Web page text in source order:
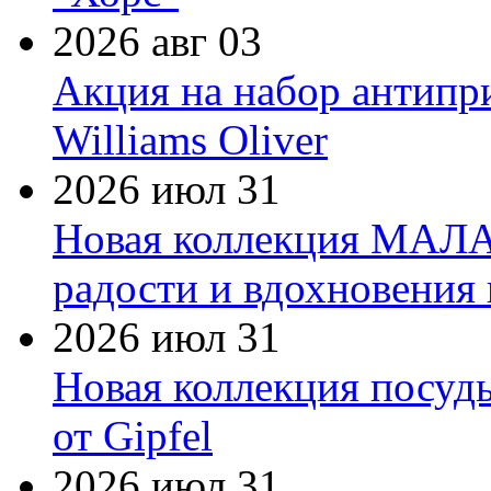
2026 авг 03
Акция на набор
Williams Oliver
2026 июл 31
Новая коллекция
радости и
2026 июл 31
Новая коллекция
от Gipfel